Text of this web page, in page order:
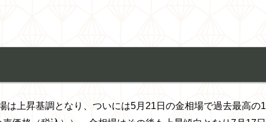
は上昇基調となり、ついには5月21日の金相場で過去最高の1